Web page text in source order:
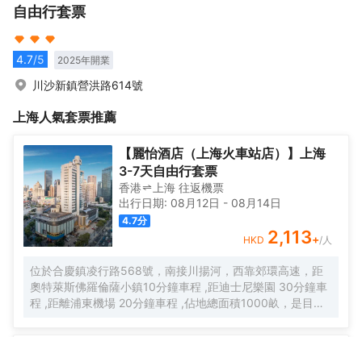
自由行套票
4.7/5 2025年開業
川沙新鎮營洪路614號
上海人氣套票推薦
【麗怡酒店（上海火車站店）】上海
3-7天自由行套票
香港 上海 往返機票
出行日期: 08月12日 - 08月14日
4.7分
HKD 2,113+/人
位於合慶鎮凌行路568號，南接川揚河，西靠郊環高速，距
奧特萊斯佛羅倫薩小鎮10分鐘車程 ,距迪士尼樂園 30分鐘車
程 ,距離浦東機場 20分鐘車程 ,佔地總面積1000畝，是目前